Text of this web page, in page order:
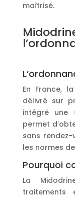
maîtrisé.
En France,
délivré sur
intégré une
permet
sans
les normes
Pourquoi
La
traitements